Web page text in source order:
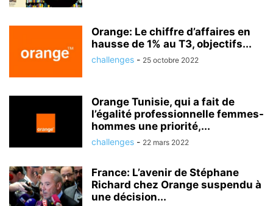
Orange: Le chiffre d’affaires en
hausse de 1% au T3, objectifs...
challenges - 25 octobre 2022
Orange Tunisie, qui a fait de
l’égalité professionnelle femmes-
hommes une priorité,...
challenges - 22 mars 2022
France: L’avenir de Stéphane
Richard chez Orange suspendu à
une décision...